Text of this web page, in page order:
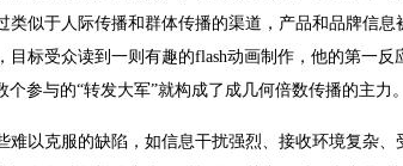
类似于人际传播和群体传播的渠道，产品和品牌信息
标受众读到一则有趣的flash动画制作，他的第一反
参与的“转发大军”就构成了成几何倍数传播的主力。
难以克服的缺陷，如信息干扰强烈、接收环境复杂、